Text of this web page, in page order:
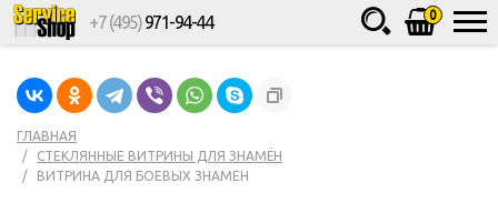
0
+7 (495)971-94-44
ГЛАВНАЯ
СТЕКЛЯННЫЕ ВИТРИНЫ ДЛЯ ЗНАМЁН
ВИТРИНА ДЛЯ БОЕВЫХ ЗНАМЕН